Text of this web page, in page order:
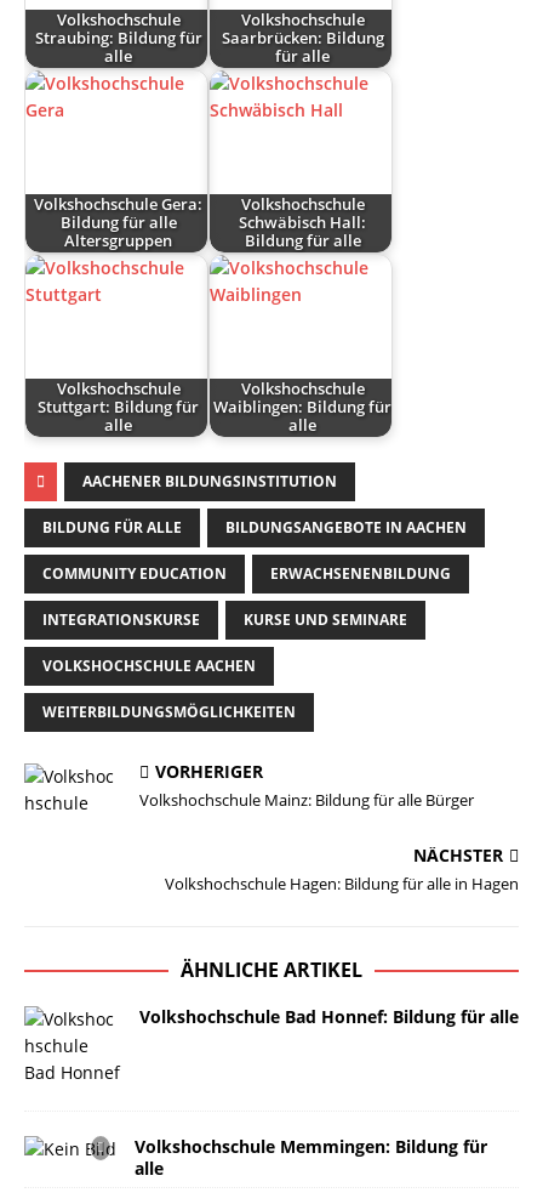
Volkshochschule
Straubing: Bildung für
alle
Volkshochschule
Saarbrücken: Bildung
für alle
Volkshochschule Gera:
Bildung für alle
Altersgruppen
Volkshochschule
Schwäbisch Hall:
Bildung für alle
Volkshochschule
Stuttgart: Bildung für
alle
Volkshochschule
Waiblingen: Bildung für
alle
AACHENER BILDUNGSINSTITUTION
BILDUNG FÜR ALLE BILDUNGSANGEBOTE IN AACHEN
COMMUNITY EDUCATION ERWACHSENENBILDUNG
INTEGRATIONSKURSE KURSE UND SEMINARE
VOLKSHOCHSCHULE AACHEN
WEITERBILDUNGSMÖGLICHKEITEN
VORHERIGER
Volkshochschule Mainz: Bildung für alle Bürger
NÄCHSTER
Volkshochschule Hagen: Bildung für alle in Hagen
ÄHNLICHE ARTIKEL
Volkshochschule Bad Honnef: Bildung für alle
Volkshochschule Memmingen: Bildung für
alle